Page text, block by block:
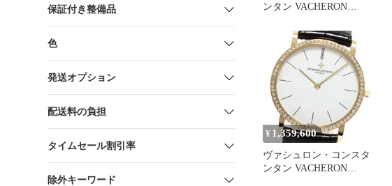
保証付き整備品
色
発送オプション
配送料の負担
タイムセール割引率
除外キーワード
ンタン VACHERON
ニー マニュアルワインデ
ィング 81180/000G-9117
ホワイト K18WG アリゲ
ーターレザー 保証書付き
腕時計 メンズ 手巻
101858863
¥ 1,359,600
ヴァシュロン・コンスタ
ンタン VACHERON